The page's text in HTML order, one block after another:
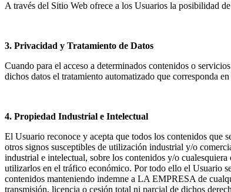
A través del Sitio Web ofrece a los Usuarios la posibilidad
3. Privacidad y Tratamiento de Datos
Cuando para el acceso a determinados contenidos o
dichos datos el tratamiento automatizado que corresponda
4. Propiedad Industrial e Intelectual
El Usuario reconoce y acepta que todos los contenidos que
otros signos susceptibles de utilización industrial y/o
industrial e intelectual, sobre los contenidos y/o
utilizarlos en el tráfico económico. Por todo ello el Usuario
contenidos manteniendo indemne a LA EMPRESA de
transmisión, licencia o cesión total ni parcial de dichos